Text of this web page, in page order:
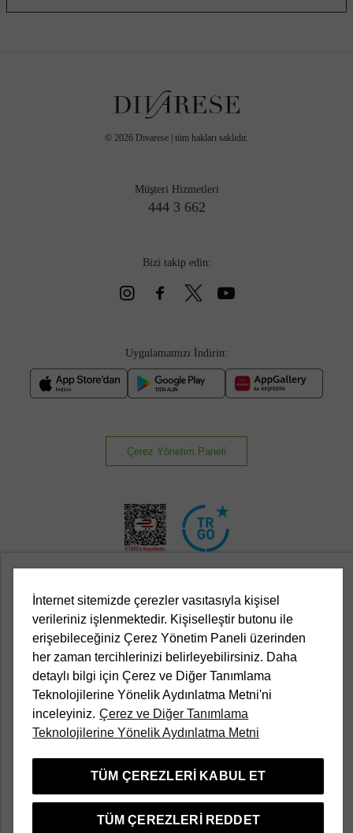
© 2026 Divarese | tüm hakları saklıdır.
Müşteri Hizmetleri
444 3 662
Bizi takip edin:
Uygulamamızı İndirin:
Çerez Yönetim Paneli
Kurumsal
Yasal
Müşteri Hizmetleri
Kampanyalar
Popüler Kategoriler
Türkçe
İnternet sitemizde çerezler vasıtasıyla kişisel
verileriniz işlenmektedir. Kişiselleştir butonu ile
erişebileceğiniz Çerez Yönetim Paneli üzerinden
her zaman tercihlerinizi belirleyebilirsiniz. Daha
detaylı bilgi için Çerez ve Diğer Tanımlama
Teknolojilerine Yönelik Aydınlatma Metni'ni
inceleyiniz. Çerez ve Diğer Tanımlama
Teknolojilerine Yönelik Aydınlatma Metni
TÜM ÇEREZLERI KABUL ET
TÜM ÇEREZLERI REDDET